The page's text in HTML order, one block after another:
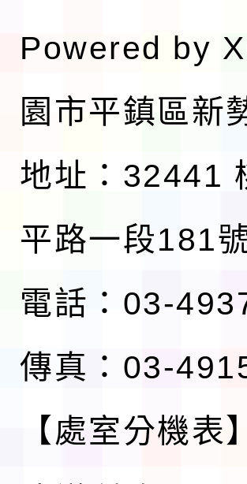
Powered by
園市平鎮區新
地址：32441
平路一段181
電話：03-
傳真：03-
【處室分機表】